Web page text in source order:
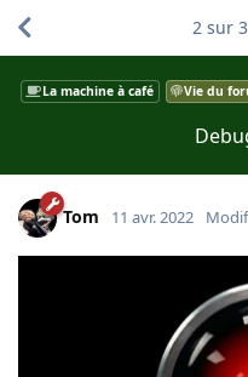
La machine à café Vie du
2 sur 3
Tom 11 avr. 2022